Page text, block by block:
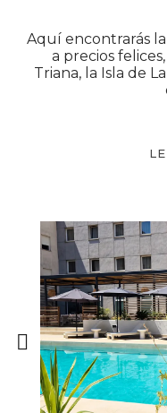
Aquí encontrarás
a precios
Triana, la Isla de